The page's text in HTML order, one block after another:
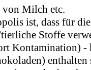
von Milch etc.
ist, dass für
Stoffe
Kontamination) -
enthalten